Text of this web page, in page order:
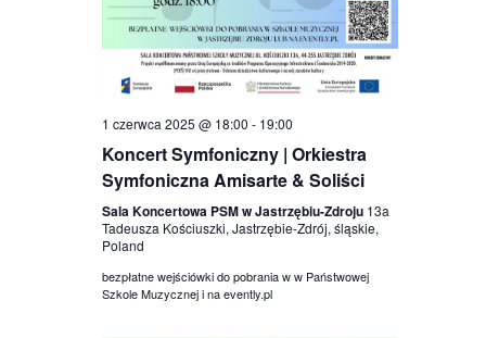
1 czerwca 2025 @ 18:00 - 19:00
Koncert Symfoniczny | Orkiestra
Symfoniczna Amisarte & Soliści
Sala Koncertowa PSM w Jastrzębiu-Zdroju 13a
Tadeusza Kościuszki, Jastrzębie-Zdrój, śląskie,
Poland
bezpłatne wejściówki do pobrania w w Państwowej
Szkole Muzycznej i na evently.pl